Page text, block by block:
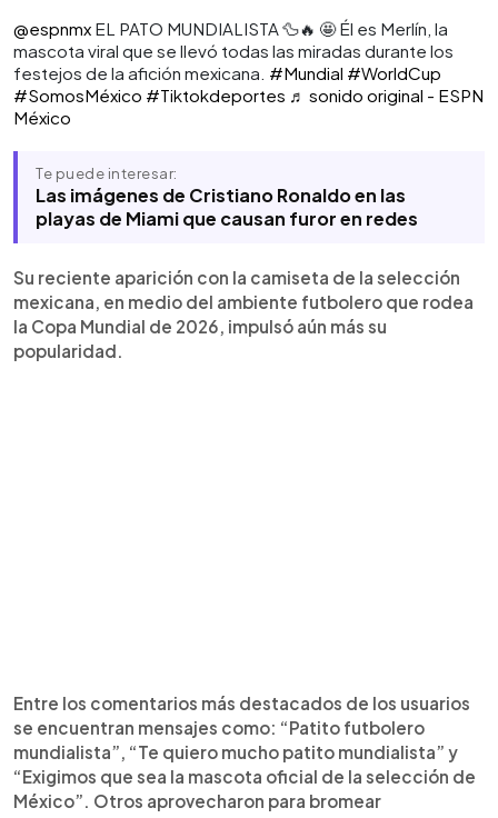
@espnmx EL PATO MUNDIALISTA 🦆🔥 🤩 Él es Merlín, la
mascota viral que se llevó todas las miradas durante los
festejos de la afición mexicana. #Mundial #WorldCup
#SomosMéxico #Tiktokdeportes ♬ sonido original - ESPN
México
Te puede interesar:
Las imágenes de Cristiano Ronaldo en las
playas de Miami que causan furor en redes
Su reciente aparición con la camiseta de la selección
mexicana, en medio del ambiente futbolero que rodea
la Copa Mundial de 2026, impulsó aún más su
popularidad.
Entre los comentarios más destacados de los usuarios
se encuentran mensajes como: “Patito futbolero
mundialista”, “Te quiero mucho patito mundialista” y
“Exigimos que sea la mascota oficial de la selección de
México”. Otros aprovecharon para bromear